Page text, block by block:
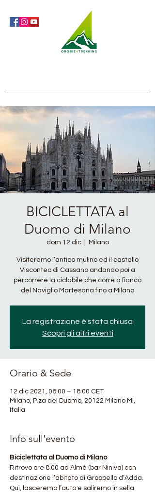
BICICLETTATA al
Duomo di Milano
dom 12 dic
  |
Milano
Visiteremo l’antico mulino ed il castello
Visconteo di Cassano andando poi a
percorrere la ciclabile che corre a fianco
del Naviglio Martesana fino a Milano
La registrazione è stata chiusa
Scopri gli altri eventi
Orario & Sede
12 dic 2021, 08:00 – 18:00 CET
Milano, P.za del Duomo, 20122 Milano MI,
Italia
Info sull'evento
Biciclettata al Duomo di Milano
Ritrovo ore 8.00 ad Almè (bar Niniva) con
destinazione l’abitato di Groppello d’Adda.
Qui, lasceremo l’auto e saliremo in sella